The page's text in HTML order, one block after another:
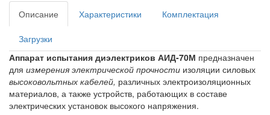
Описание Характеристики Комплектация
Загрузки
Аппарат испытания диэлектриков АИД-70М предназначен
для измерения электрической прочности изоляции силовых
высоковольтных кабелей, различных электроизоляционных
материалов, а также устройств, работающих в составе
электрических установок высокого напряжения.